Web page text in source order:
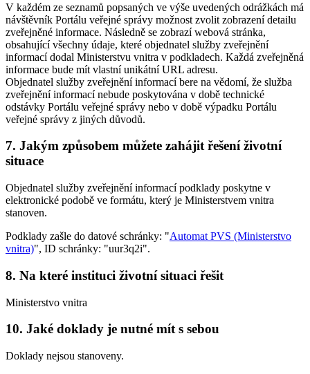
V každém ze seznamů popsaných ve výše uvedených odrážkách má
návštěvník Portálu veřejné správy možnost zvolit zobrazení detailu
zveřejněné informace. Následně se zobrazí webová stránka,
obsahující všechny údaje, které objednatel služby zveřejnění
informací dodal Ministerstvu vnitra v podkladech. Každá zveřejněná
informace bude mít vlastní unikátní URL adresu.
Objednatel služby zveřejnění informací bere na vědomí, že služba
zveřejnění informací nebude poskytována v době technické
odstávky Portálu veřejné správy nebo v době výpadku Portálu
veřejné správy z jiných důvodů.
7. Jakým způsobem můžete zahájit řešení životní
situace
Objednatel služby zveřejnění informací podklady poskytne v
elektronické podobě ve formátu, který je Ministerstvem vnitra
stanoven.
Podklady zašle do datové schránky: "Automat PVS (Ministerstvo
vnitra)", ID schránky: "uur3q2i".
8. Na které instituci životní situaci řešit
Ministerstvo vnitra
10. Jaké doklady je nutné mít s sebou
Doklady nejsou stanoveny.